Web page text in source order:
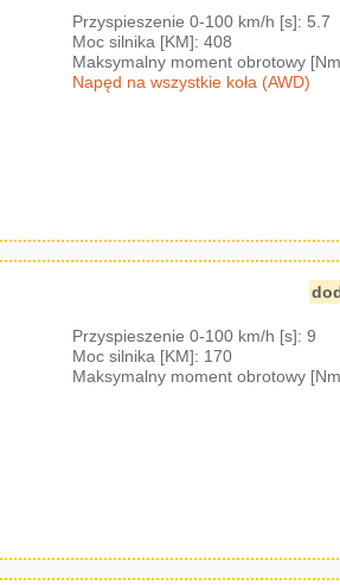
Przyspieszenie 0-100 km/h [s]: 5.7
Moc silnika [KM]: 408
Maksymalny moment obrotowy
Napęd na wszystkie koła (AWD)
Przyspieszenie 0-100 km/h [s]: 9
Moc silnika [KM]: 170
Maksymalny moment obrotowy